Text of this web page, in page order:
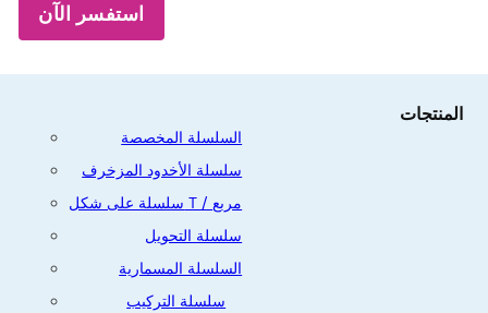
استفسر الآن
المنتجات
السلسلة المخصصة
سلسلة الأخدود المزخرف
سلسلة على شكل T / مربع
سلسلة التحويل
السلسلة المسمارية
سلسلة التركيب